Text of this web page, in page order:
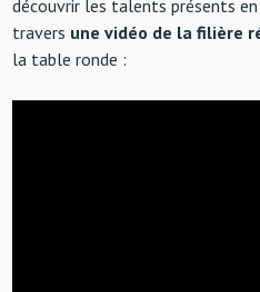
découvrir les talents présents
travers une vidéo de la filière
la table ronde :